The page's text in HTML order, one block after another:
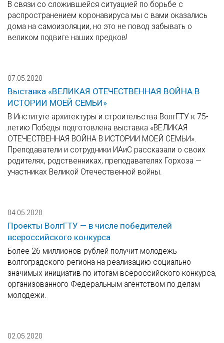
В связи со сложившейся ситуацией по борьбе с
распространением коронавируса мы с вами оказались
дома на самоизоляции, но это не повод забывать о
великом подвиге наших предков!
07.05.2020
Выставка «ВЕЛИКАЯ ОТЕЧЕСТВЕННАЯ ВОЙНА В
ИСТОРИИ МОЕЙ СЕМЬИ»
В Институте архитектуры и строительства ВолгГТУ к 75-
летию Победы подготовлена выставка «ВЕЛИКАЯ
ОТЕЧЕСТВЕННАЯ ВОЙНА В ИСТОРИИ МОЕЙ СЕМЬИ».
Преподаватели и сотрудники ИАиС рассказали о своих
родителях, родственниках, преподавателях Горхоза —
участниках Великой Отечественной войны.
04.05.2020
Проекты ВолгГТУ — в числе победителей
всероссийского конкурса
Более 26 миллионов рублей получит молодежь
волгоградского региона на реализацию социально
значимых инициатив по итогам всероссийского конкурса,
организованного Федеральным агентством по делам
молодежи.
02.05.2020